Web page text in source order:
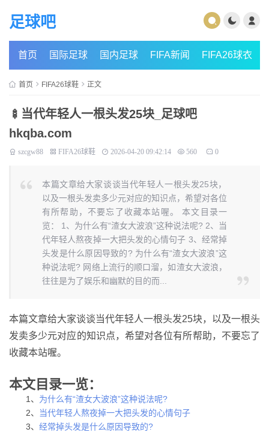
足球吧
首页 国际足球 国内足球 FIFA新闻 FIFA26球衣
首页 FIFA26球鞋 正文
🍢当代年轻人一根头发25块_足球吧
hkqba.com
szcgw88 FIFA26球鞋 2026-04-20 09:42:14 560 0
本篇文章给大家谈谈当代年轻人一根头发25块，
以及一根头发卖多少元对应的知识点，希望对各位
有所帮助，不要忘了收藏本站喔。 本文目录一
览： 1、为什么有“渣女大波浪”这种说法呢? 2、当
代年轻人熬夜掉一大把头发的心情句子 3、经常掉
头发是什么原因导致的? 为什么有“渣女大波浪”这
种说法呢? 网络上流行的顺口溜，如渣女大波浪，
往往是为了娱乐和幽默的目的而...
本篇文章给大家谈谈当代年轻人一根头发25块，以及一根头
发卖多少元对应的知识点，希望对各位有所帮助，不要忘了
收藏本站喔。
本文目录一览：
1、 为什么有“渣女大波浪”这种说法呢?
2、
当代年轻人熬夜掉一大把头发的心情句子
3、 经常掉头发是什么原因导致的?